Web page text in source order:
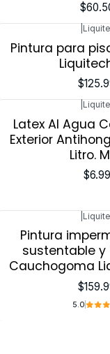
Pintura para
Latex Al Agua
Exterior
Litro.
Pintura
sustentable y
Cauchogoma
5.0